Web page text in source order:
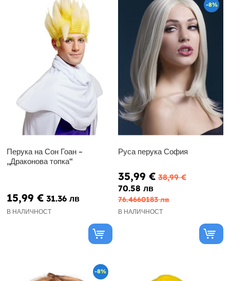
Перука на Сон Гоан –
„Драконова топка“
15,99 € 31.36 лв
В НАЛИЧНОСТ
-8%
Руса перука София
35,99 € 38,99 €
70.58 лв
76.4660183 лв
В НАЛИЧНОСТ
-8%